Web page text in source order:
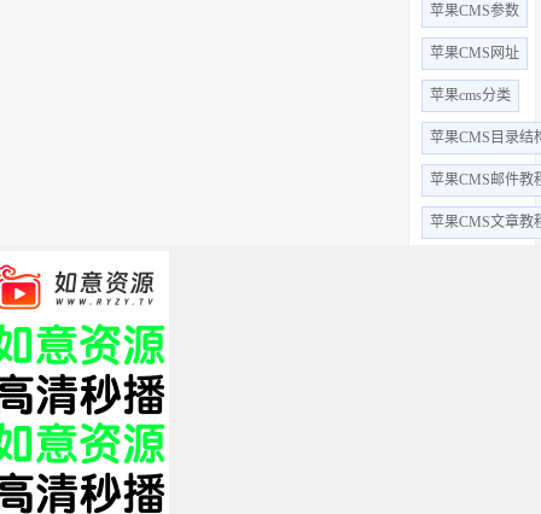
苹果CMS参数
苹果CMS网址
苹果cms分类
苹果CMS目录结
苹果CMS邮件教
苹果CMS文章教